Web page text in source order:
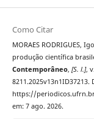
Como Citar
MORAES RODRIGUES,
produção científica
Contemporâneo, [S. l.],
8211.2025v13n1ID37213.
https://
em: 7 ago. 2026.